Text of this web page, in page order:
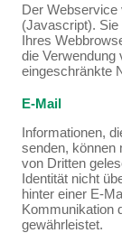
Der Webservice
(Javascript). Sie
Ihres
die Verwendung
eingeschränkte
E-Mail
Informationen,
senden, können
von Dritten
Identität nicht
hinter einer E-
Kommunikation
gewährleistet.